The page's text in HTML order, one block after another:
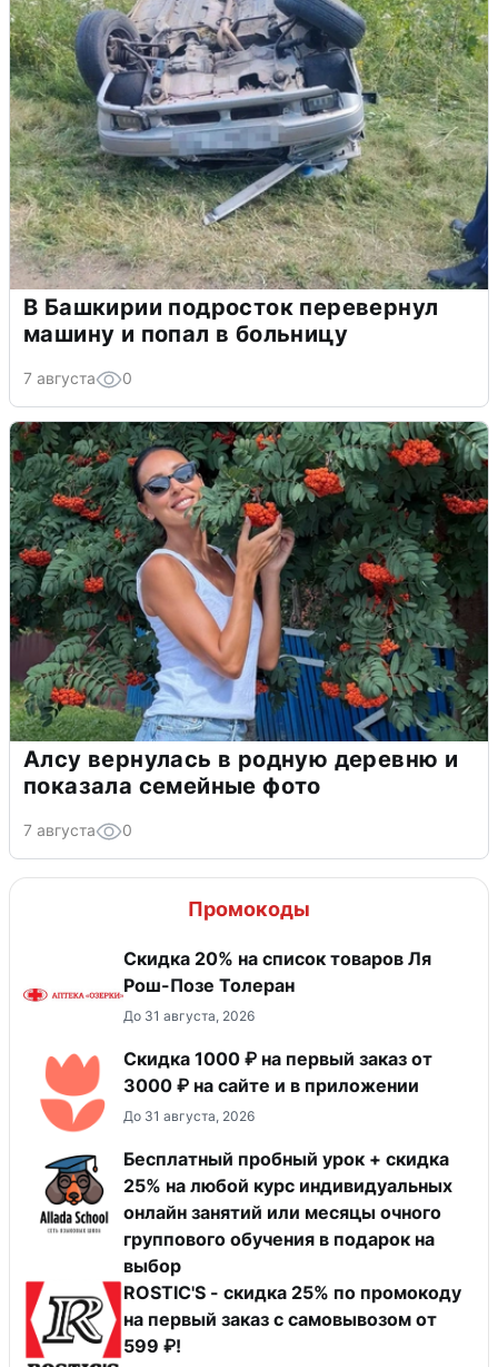
В Башкирии подросток перевернул
машину и попал в больницу
7 августа 0
Алсу вернулась в родную деревню и
показала семейные фото
7 августа 0
Промокоды
Скидка 20% на список товаров Ля
Рош-Позе Толеран
До 31 августа, 2026
Скидка 1000 ₽ на первый заказ от
3000 ₽ на сайте и в приложении
До 31 августа, 2026
Бесплатный пробный урок + скидка
25% на любой курс индивидуальных
онлайн занятий или месяцы очного
группового обучения в подарок на
выбор
ROSTIC'S - скидка 25% по промокоду
на первый заказ с самовывозом от
599 ₽!